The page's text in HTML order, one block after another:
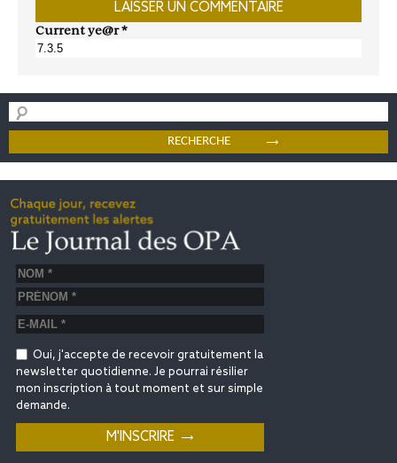
Current ye@r*
Oui, j'accepte de recevoir gratuitement la
newsletter quotidienne. Je pourrai résilier
mon inscription à tout moment et sur simple
demande.